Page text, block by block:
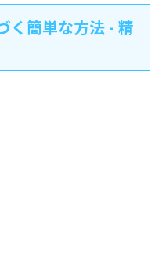
く簡単な方法 - 精